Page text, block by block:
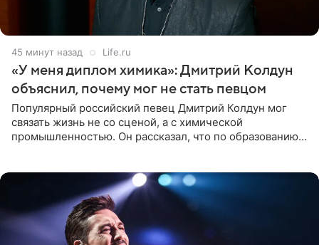
45 минут назад Life.ru
«У меня диплом химика»: Дмитрий Колдун
объяснил, почему мог не стать певцом
Популярный российский певец Дмитрий Колдун мог
связать жизнь не со сценой, а с химической
промышленностью. Он рассказал, что по образованию